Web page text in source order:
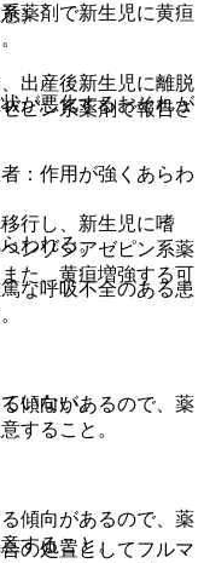
薬剤で新生児に黄疸
出産後新生児に離脱
ピン系薬剤で報告さ
行し、新生児に嗜
ンゾジアゼピン系薬
た、黄疸増強する可
いない。
の処置としてフルマ
）
が悪化するおそれが
：作用が強くあらわ
われる。
な呼吸不全のある患
傾向があるので、薬
すること。
傾向があるので、薬
すること。